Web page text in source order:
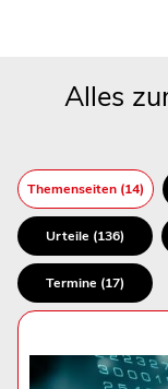
Alles
Themenseiten (14)
Urteile (136)
Termine (17)